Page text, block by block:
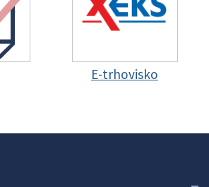
E-trhovisko